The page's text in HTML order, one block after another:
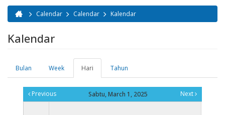
Anda di sini
Calendar Calendar Kalendar
Kalendar
Tab-tab utama
Bulan Week Hari
aktif)
Tahun
Previous Sabtu, March 1, 2025 Next